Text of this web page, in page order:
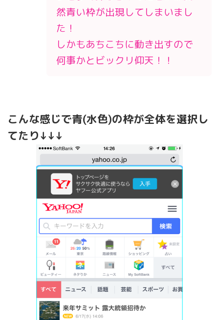
然青い枠が出現してしまいまし
た！
しかもあちこちに動き出すので
何事かとビックリ仰天！！
こんな感じで青(水色)の枠が全体を選択し
てたり↓↓↓